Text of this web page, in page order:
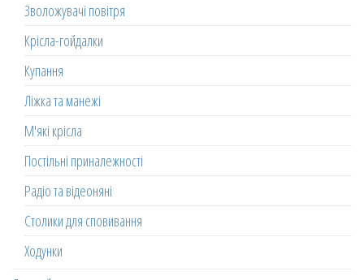
Зволожувачі повітря
Крісла-гойдалки
Купання
Ліжка та манежі
М'які крісла
Постільні приналежності
Радіо та відеоняні
Столики для сповивання
Ходунки